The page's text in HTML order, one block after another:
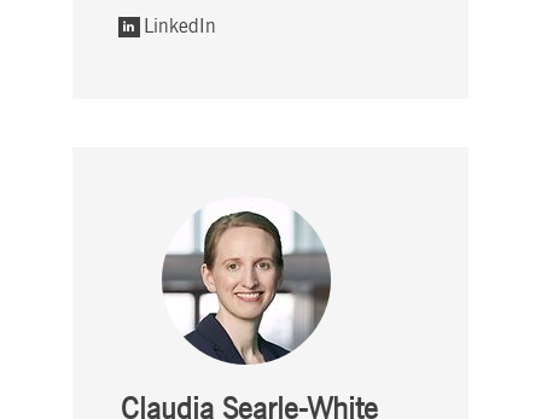
LinkedIn
Claudia Searle-White